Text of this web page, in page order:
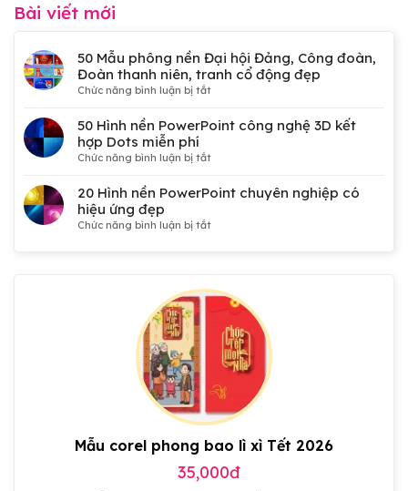
Bài viết mới
50 Mẫu phông nền Đại hội Đảng, Công đoàn,
Đoàn thanh niên, tranh cổ động đẹp
Chức năng bình luận bị tắtở
Mẫu
Đảng,
tranh
động
đẹp
50 Hình nền PowerPoint công nghệ 3D kết
hợp Dots miễn phí
Chức năng bình luận bị tắtở
Hình
hợp
Dots
miễn
phí
20 Hình nền PowerPoint chuyên nghiệp có
hiệu ứng đẹp
Chức năng bình luận bị tắtở
PowerPoint
chuyên
nghiệp
có
hiệu
ứng
Mẫu corel phong bao lì xì Tết 2026
35,000đ